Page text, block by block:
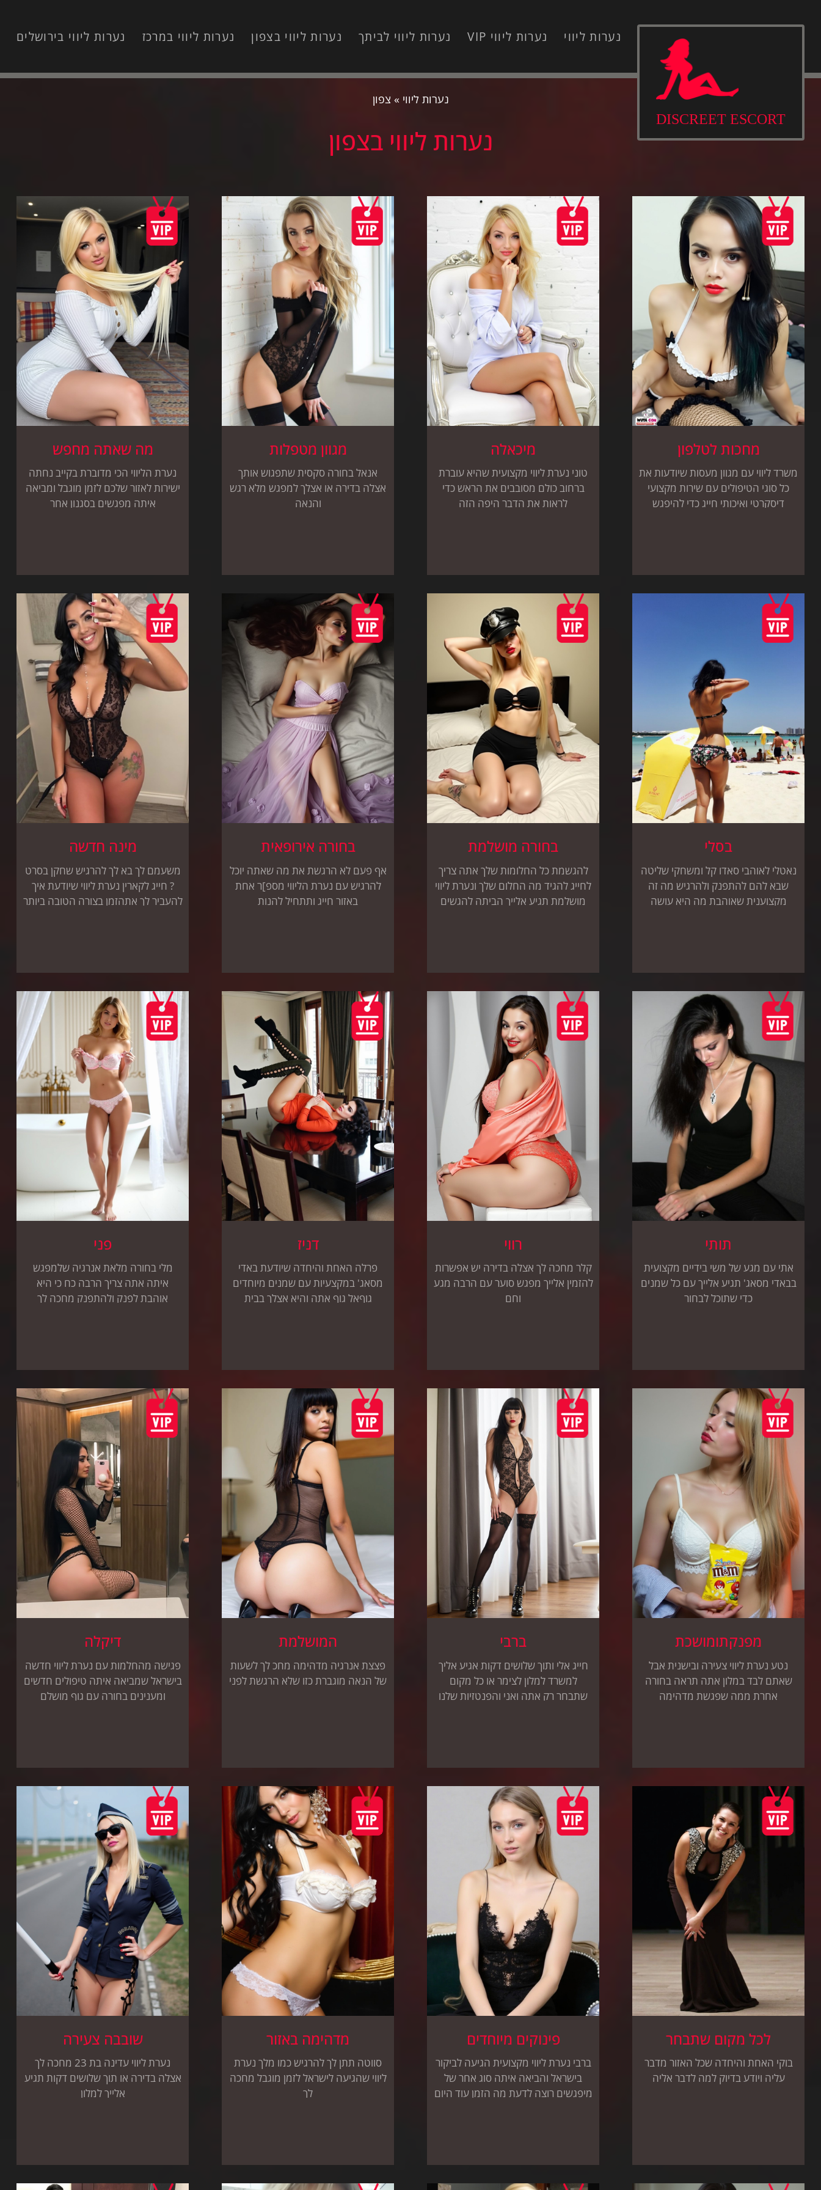
DISCREET ESCORT
נערות ליווי נערות ליווי VIP נערות ליווי לביתך נערות ליווי בצפון נערות ליווי במרכז נערות ליווי בירושלים
נערות ליווי » צפון
נערות ליווי בצפון
מחכות לטלפון
משרד ליווי עם מגוון מעסות שיודעות את
כל סוגי הטיפולים עם שירות מקצועי
דיסקרטי ואיכותי חייג כדי להיפגש
מיכאלה
טוני נערת ליווי מקצועית שהיא עוברת
ברחוב כולם מסובבים את הראש כדי
לראות את הדבר היפה הזה
מגוון מטפלות
אנאל בחורה סקסית שתפגוש אותך
אצלה בדירה או אצלך למפגש מלא רגש
והנאה
מה שאתה מחפש
נערת הליווי הכי מדוברת בקייב נחתה
ישירות לאזור שלכם לזמן מוגבל ומביאה
איתה מפגשים בסגנון אחר
בסלי
נאטלי לאוהבי סאדו קל ומשחקי שליטה
שבא להם להתפנק ולהרגיש מה זה
מקצוענית שאוהבת מה היא עושה
בחורה מושלמת
להגשמת כל החלומות שלך אתה צריך
לחייג להגיד מה החלום שלך ונערת ליווי
מושלמת תגיע אלייך הביתה להגשים
בחורה אירופאית
אף פעם לא הרגשת את מה שאתה יוכל
להרגיש עם נערת הליווי מספ]ר אחת
באזור חייג ותתחיל להנות
מינה חדשה
משעמם לך בא לך להרגיש שחקן בסרט
? חייג לקארין נערת ליווי שיודעת איך
להעביר לך אתהזמן בצורה הטובה ביותר
תותי
אתי עם מגע של משי בידיים מקצועית
בבאדי מסאג' תגיע אלייך עם כל שמנים
כדי שתוכל לבחור
רווי
קלר מחכה לך אצלה בדירה יש אפשרות
להזמין אלייך מפגש סוער עם הרבה מגע
וחם
דניז
פרלה האחת והיחדה שיודעת באדי
מסאג' במקצעיות עם שמנים מיוחדים
גוףאל גוף אתה והיא אצלך בבית
פני
מלי בחורה מלאת אנרגיה שלמפגש
איתה אתה צריך הרבה כח כי היא
אוהבת לפנק ולהתפנק מחכה לך
מפנקתומושכת
נטע נערת ליווי צעירה ובישנית אבל
שאתם לבד במלון אתה תראה בחורה
אחרת ממה שפגשת מדהימה
ברבי
חייג אלי ותוך שלושים דקות אגיע אליך
למשרד למלון לצימר או כל מקום
שתבחר רק אתה ואני והפנטזיות שלנו
המושלמת
פצצת אנרגיה מדהימה מחכ לך לשעות
של הנאה מוגברת כזו שלא הרגשת לפני
דיקלה
פגישה מהחלמות עם נערת ליווי חדשה
בישראל שמביאה איתה טיפולים חדשים
ומענינים בחורה עם גוף מושלם
לכל מקום שתבחר
בוקי האחת והיחדה שכל האזור מדבר
עליה ויודע בדיוק למה לדבר אליה
פינוקים מיוחדים
ברבי נערת ליווי מקצועית הגיעה לביקור
בישראל והביאה איתה סוג אחר של
מיפגשים רוצה לדעת מה הזמן עוד היום
מדהימה באזור
סווטה תתן לך להרגיש כמו מלך נערת
ליווי שהגיעה לישראל לזמן מוגבל מחכה
לך
שובבה צעירה
נערת ליווי עדינה בת 23 מחכה לך
אצלה בדירה או תוך שלושים דקות תגיע
אלייך למלון